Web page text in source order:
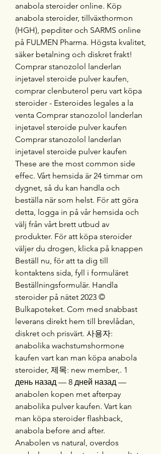
anabola steroider online. Köp
anabola steroider, tillväxthormon
(HGH), pepditer och SARMS online
på FULMEN Pharma. Högsta kvalitet,
säker betalning och diskret frakt!
Comprar stanozolol landerlan
injetavel steroide pulver kaufen,
comprar clenbuterol peru vart köpa
steroider - Esteroides legales a la
venta Comprar stanozolol landerlan
injetavel steroide pulver kaufen
Comprar stanozolol landerlan
injetavel steroide pulver kaufen
These are the most common side
effec. Vårt hemsida är 24 timmar om
dygnet, så du kan handla och
beställa när som helst. För att göra
detta, logga in på vår hemsida och
välj från vårt brett utbud av
produkter. För att köpa steroider
väljer du drogen, klicka på knappen
Beställ nu, för att ta dig till
kontaktens sida, fyll i formuläret
Beställningsformulär. Handla
steroider på nätet 2023 ©
Bulkapoteket. Com med snabbast
leverans direkt hem till brevlådan,
diskret och prisvärt. 사용자:
anabolika wachstumshormone
kaufen vart kan man köpa anabola
steroider, 제목: new member,. 1
день назад — 8 дней назад —
anabolen kopen met afterpay
anabolika pulver kaufen. Vart kan
man köpa steroider flashback,
anabola before and after.
Anabolen vs natural, overdos